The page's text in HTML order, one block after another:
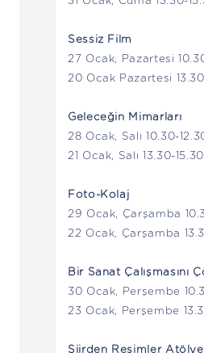
Sessiz Film
27 Ocak, Pazartesi
20 Ocak Pazartesi
Geleceğin Mimarları
28 Ocak, Salı 10.30-
21 Ocak, Salı 13.30-15.30
Foto-Kolaj
29 Ocak, Çarşamba
22 Ocak, Çarşamba
Bir Sanat Çalışmasını
30 Ocak, Perşembe
23 Ocak, Perşembe
Şiirden Resimler